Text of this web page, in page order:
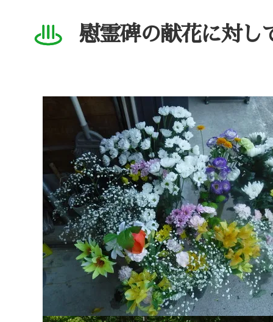
慰霊碑の献花に対